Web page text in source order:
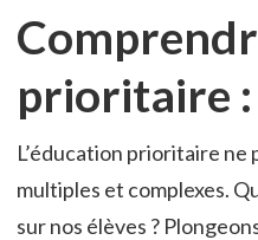
prioritaire :
L’éducation prioritaire
multiples et complexes.
sur nos élèves ?